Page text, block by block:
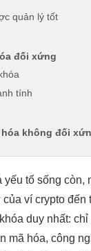
quản lý tốt
đối xứng
tính
hóa không đối
tố sống
ví crypto
duy nhất:
mã hóa, công